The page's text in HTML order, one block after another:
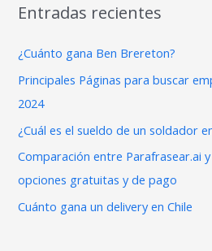
c
r
:
Entradas recientes
¿Cuánto gana Ben Brereton?
Principales Páginas para buscar
2024
¿Cuál es el sueldo de un soldador
Comparación entre Parafrasear.ai
opciones gratuitas y de pago
Cuánto gana un delivery en Chile